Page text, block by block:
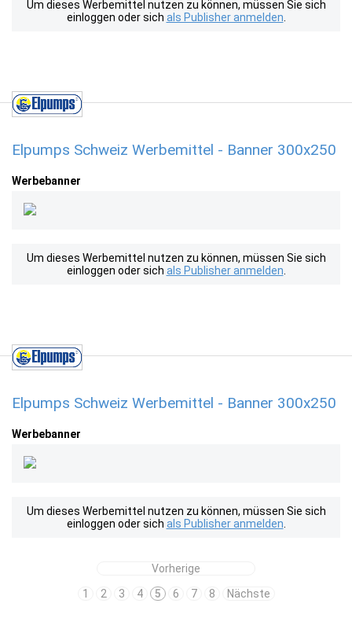
Um dieses Werbemittel nutzen zu können, müssen Sie sich
einloggen oder sich als Publisher anmelden
Elpumps Schweiz Werbemittel - Banner 300x250
Werbebanner
Um dieses Werbemittel nutzen zu können, müssen Sie sich
einloggen oder sich als Publisher anmelden
Elpumps Schweiz Werbemittel - Banner 300x250
Werbebanner
Um dieses Werbemittel nutzen zu können, müssen Sie sich
einloggen oder sich als Publisher anmelden
Vorherige
1
2 3 4 5 6 7 8 Nächste